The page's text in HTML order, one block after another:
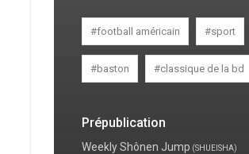
#football américain #sport
#baston #classique de la bd
Prépublication
Weekly Shônen Jump (SHUEISHA)